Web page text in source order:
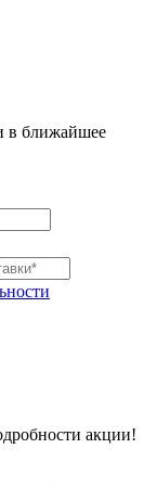
в ближайшее
акции!